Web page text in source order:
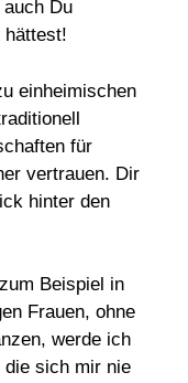
Du
hättest!
einheimischen
für
vertrauen. Dir
hinter den
Beispiel in
Frauen, ohne
werde ich
die sich mir nie